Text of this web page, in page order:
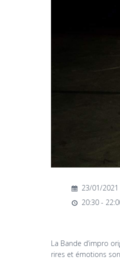
23/01/2021
20:30 -
La Bande d’impro
rires et émotions